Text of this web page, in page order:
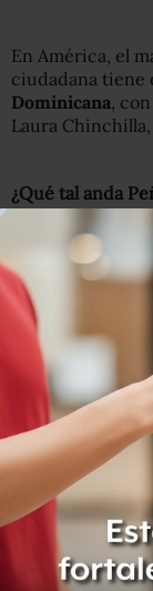
En América, el
ciudadana tiene
Dominicana,
Laura Chinchilla,
¿Qué tal anda